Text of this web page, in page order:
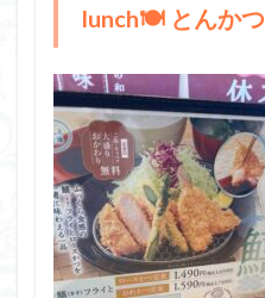
lunch🍽️ とんかつ